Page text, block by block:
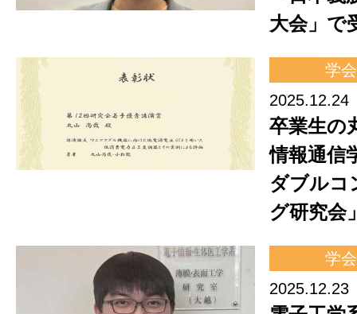
大会」で
学会
2025.12.24
卒業生の
情報通信
ダブルコ
グ研究会
学会
2025.12.23